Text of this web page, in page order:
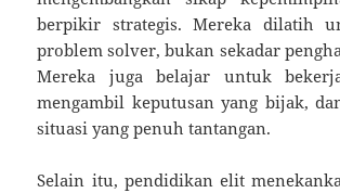
berpikir strategis. Mereka dilatih
problem solver, bukan sekadar
Mereka juga belajar untuk
mengambil keputusan yang bijak,
situasi yang penuh tantangan.
Selain itu, pendidikan elit